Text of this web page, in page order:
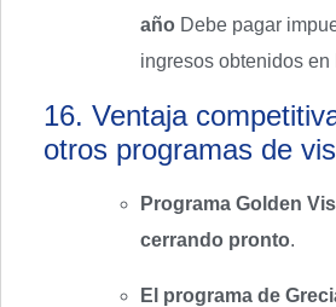
año Debe pagar
ingresos obtenidos en
16. Ventaja
otros programas de
Programa Golden
cerrando pronto.
El programa de